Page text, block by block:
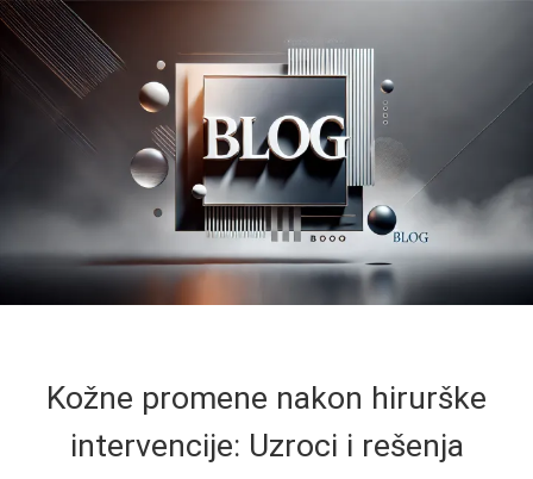
Kožne promene nakon hirurške
intervencije: Uzroci i rešenja